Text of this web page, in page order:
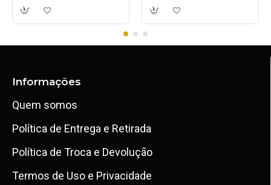
Informações
Quem somos
Política de Entrega e Retirada
Política de Troca e Devolução
Termos de Uso e Privacidade